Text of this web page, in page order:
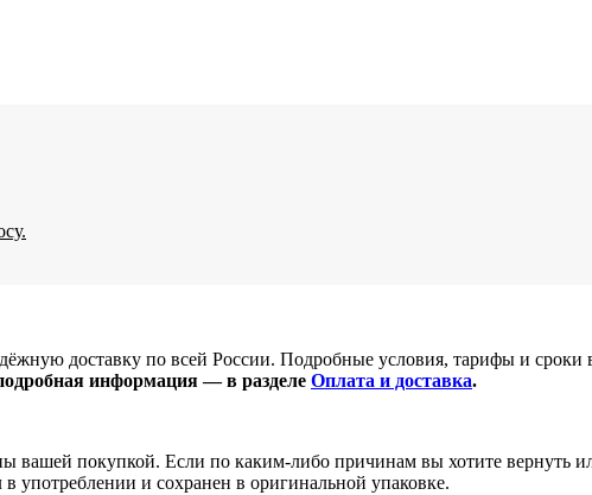
доставку по всей России. Подробные условия, тарифы и сроки
информация — в разделе Оплата и доставка.
покупкой. Если по каким-либо причинам вы хотите вернуть
употреблении и сохранен в оригинальной упаковке.